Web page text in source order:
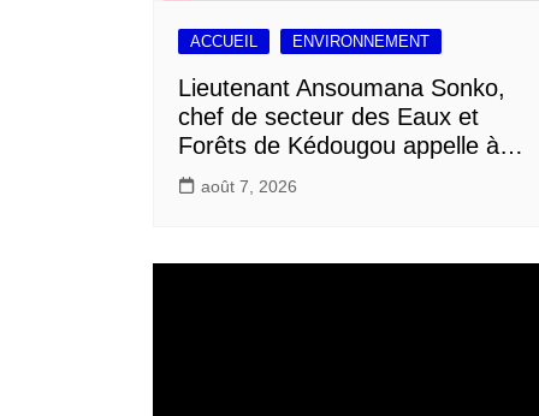
ACCUEIL ENVIRONNEMENT
Lieutenant Ansoumana Sonko,
chef de secteur des Eaux et
Forêts de Kédougou appelle à…
août 7, 2026